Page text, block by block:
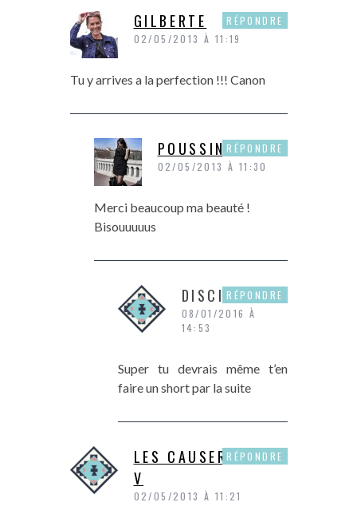
GILBERTE
02/05/2013 À 11:19
Tu y arrives a la perfection !!! Canon
RÉPONDRE
POUSSINE
02/05/2013 À 11:30
Merci beaucoup ma beauté !
Bisouuuuus
RÉPONDRE
DISCIPLINE
08/01/2016 À
14:53
Super tu devrais même t’en
faire un short par la suite
RÉPONDRE
LES CAUSERIES DE
V
02/05/2013 À 11:21
RÉPONDRE